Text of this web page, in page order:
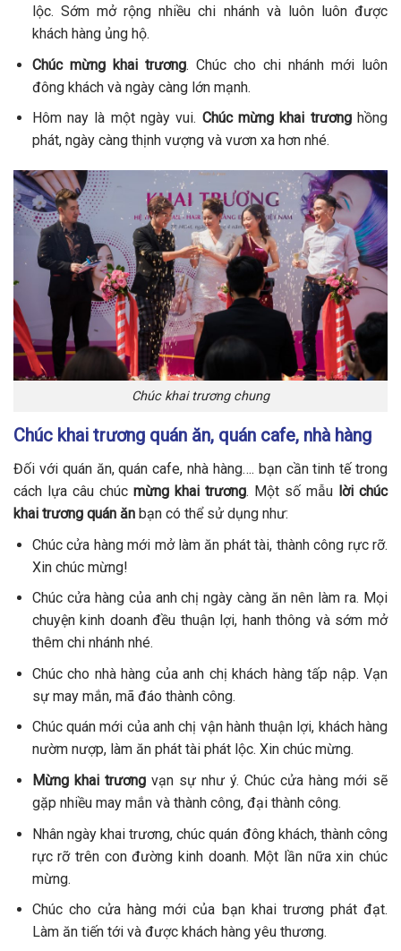
lộc. Sớm mở rộng nhiều chi nhánh và luôn luôn được
khách hàng ủng hộ.
Chúc mừng khai trương. Chúc cho chi nhánh mới luôn
đông khách và ngày càng lớn mạnh.
Hôm nay là một ngày vui. Chúc mừng khai trươnghồng
phát, ngày càng thịnh vượng và vươn xa hơn nhé.
Chúc khai trương chung
Chúc khai trương quán ăn, quán cafe, nhà hàng
Đối với quán ăn, quán cafe, nhà hàng…. bạn cần tinh tế trong
cách lựa câu chúc mừng khai trương. Một số mẫu lời chúc
khai trương quán ăn bạn có thể sử dụng như:
Chúc cửa hàng mới mở làm ăn phát tài, thành công rực rỡ.
Xin chúc mừng!
Chúc cửa hàng của anh chị ngày càng ăn nên làm ra. Mọi
chuyện kinh doanh đều thuận lợi, hanh thông và sớm mở
thêm chi nhánh nhé.
Chúc cho nhà hàng của anh chị khách hàng tấp nập. Vạn
sự may mắn, mã đáo thành công.
Chúc quán mới của anh chị vận hành thuận lợi, khách hàng
nườm nượp, làm ăn phát tài phát lộc. Xin chúc mừng.
Mừng khai trươngvạn sự như ý. Chúc cửa hàng mới sẽ
gặp nhiều may mắn và thành công, đại thành công.
Nhân ngày khai trương, chúc quán đông khách, thành công
rực rỡ trên con đường kinh doanh. Một lần nữa xin chúc
mừng.
Chúc cho cửa hàng mới của bạn khai trương phát đạt.
Làm ăn tiến tới và được khách hàng yêu thương.